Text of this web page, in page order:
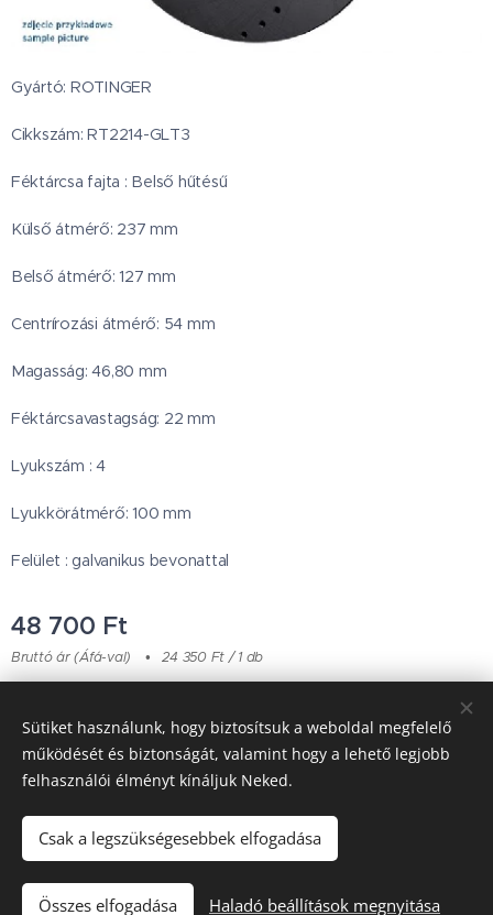
Gyártó: ROTINGER
Cikkszám: RT2214-GLT3
Féktárcsa fajta : Belső hűtésű
Külső átmérő: 237 mm
Belső átmérő: 127 mm
Centrírozási átmérő: 54 mm
Magasság: 46,80 mm
Féktárcsavastagság: 22 mm
Lyukszám : 4
Lyukkörátmérő: 100 mm
Felület : galvanikus bevonattal
48 700 Ft
Bruttó ár (Áfá-val) 24 350 Ft / 1 db
Kosárba
Japanese Classic Car Parts
Garancia & Szállítás
Sütiket használunk, hogy biztosítsuk a weboldal megfelelő
működését és biztonságát, valamint hogy a lehető legjobb
felhasználói élményt kínáljuk Neked.
Csak a legszükségesebbek elfogadása
Összes elfogadása Haladó beállítások megnyitása